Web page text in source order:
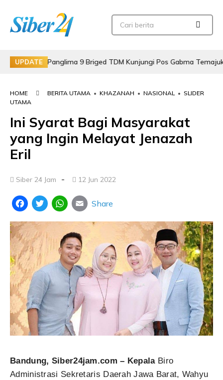
UPDATE
Panglima 9 Briged TDM Kunjungi Pos Gabma Temajuk dan
HOME BERITA UTAMA • KHAZANAH • NASIONAL• SLIDER
UTAMA
Ini Syarat Bagi Masyarakat
yang Ingin Melayat Jenazah
Eril
Siber 24 Jam - 12 Jun 2022
FacebookTwitterWhatsApp
Email
Share
Bandung, Siber24jam.com – KepalaBiro
Administrasi Sekretaris Daerah Jawa Barat, Wahyu